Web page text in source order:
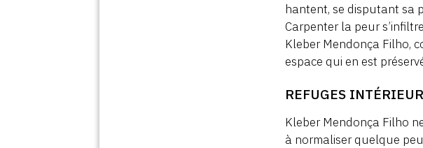
hantent, se disputant sa
Carpenter la peur
Kleber Mendonça Filho,
espace qui en est
REFUGES
Kleber Mendonça Filho
à normaliser quelque